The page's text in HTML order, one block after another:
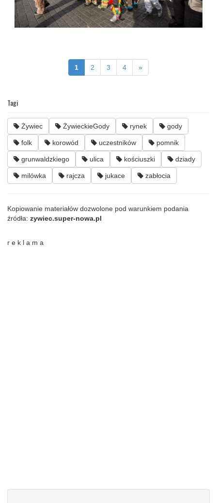
1 2 3 4 »
Tagi
Żywiec ŻywieckieGody rynek gody
folk korowód uczestników pomnik
grunwaldzkiego ulica kościuszki dziady
milówka rajcza jukace zabłocia
Kopiowanie materiałów dozwolone pod warunkiem podania
źródła: zywiec.super-nowa.pl
r e k l a m a